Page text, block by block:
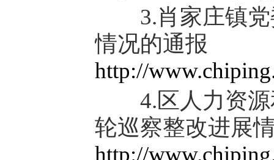
3.肖家庄镇党
情况的通报
http://
4.区人力资源
轮巡察整改进展
http://